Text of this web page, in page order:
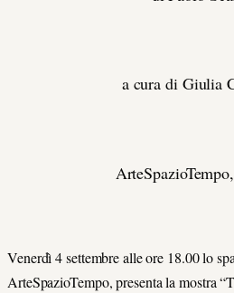
a cura di Giulia
Venerdì 4 settembre alle ore 18.00 lo
ArteSpazioTempo, presenta la mostra